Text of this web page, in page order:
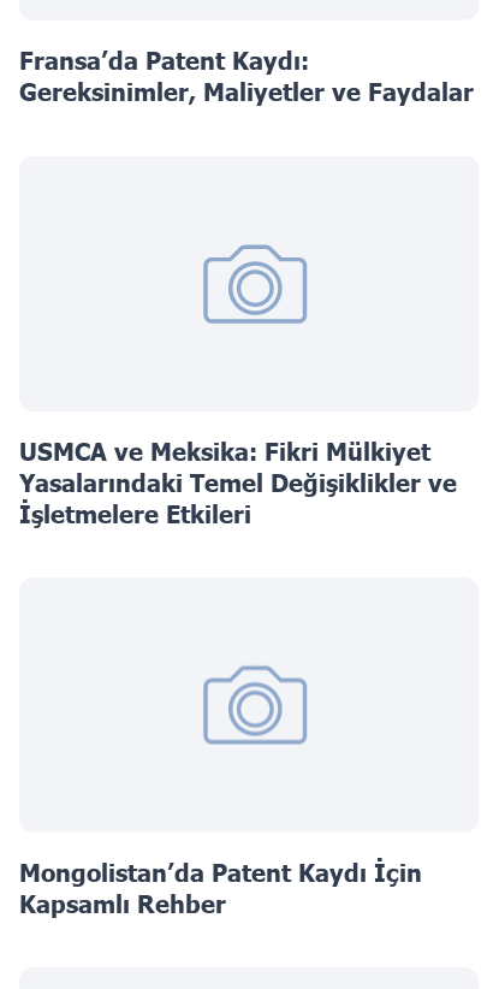
Fransa’da Patent Kaydı:
Gereksinimler, Maliyetler ve Faydalar
USMCA ve Meksika: Fikri Mülkiyet
Yasalarındaki Temel Değişiklikler ve
İşletmelere Etkileri
Mongolistan’da Patent Kaydı İçin
Kapsamlı Rehber